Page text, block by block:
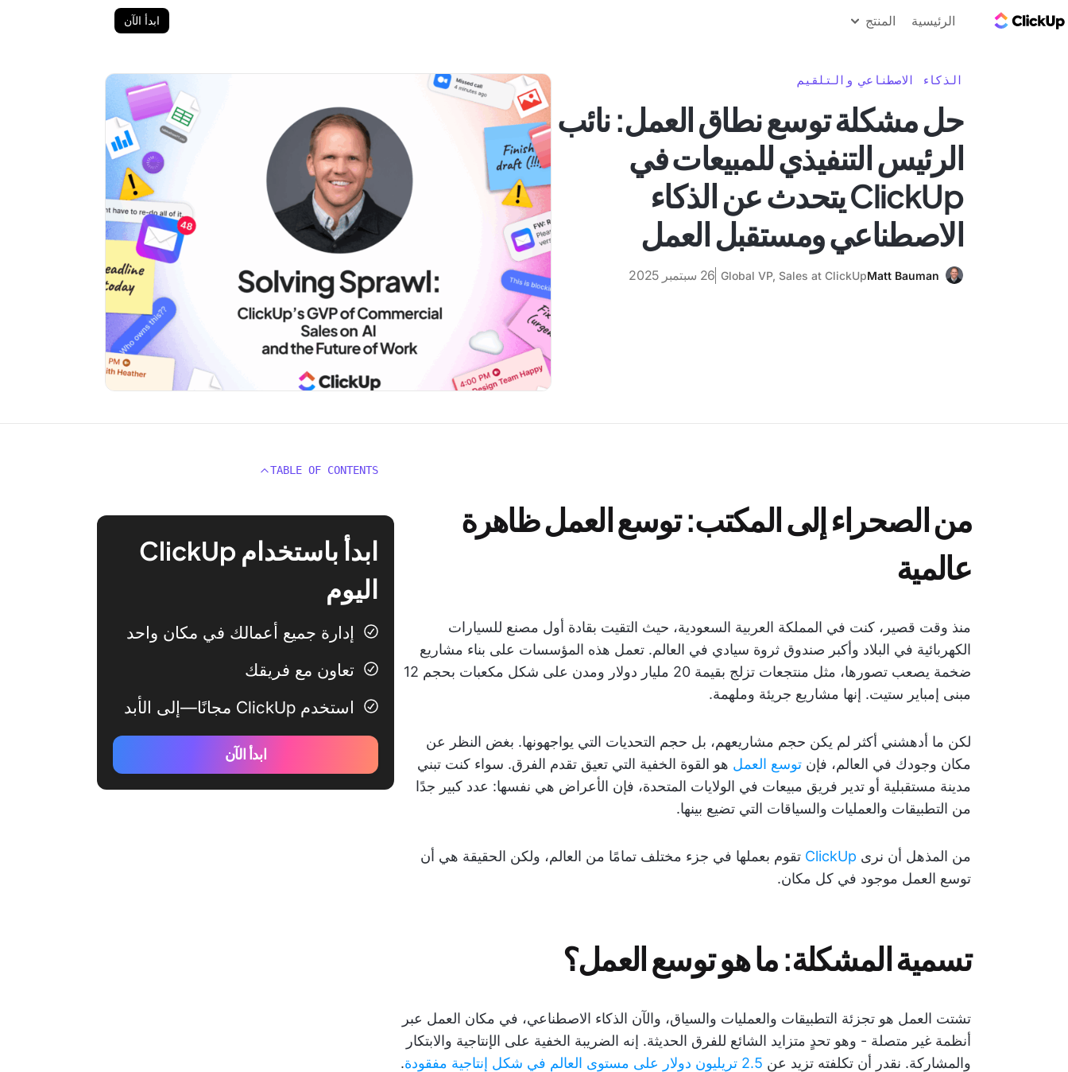
الرئيسية المنتج ابدأ الآن
الذكاء الاصطناعي والتلقيم
حل مشكلة توسع نطاق العمل: نائب
الرئيس التنفيذي للمبيعات في
ClickUp يتحدث عن الذكاء
الاصطناعي ومستقبل العمل
Matt Bauman
Global VP, Sales at ClickUp 26 سبتمبر 2025
من الصحراء إلى المكتب: توسع العمل ظاهرة
عالمية
منذ وقت قصير، كنت في المملكة العربية السعودية، حيث التقيت بقادة أول مصنع للسيارات
الكهربائية في البلاد وأكبر صندوق ثروة سيادي في العالم. تعمل هذه المؤسسات على بناء مشاريع
ضخمة يصعب تصورها، مثل منتجعات تزلج بقيمة 20 مليار دولار ومدن على شكل مكعبات بحجم 12
مبنى إمباير ستيت. إنها مشاريع جريئة وملهمة.
لكن ما أدهشني أكثر لم يكن حجم مشاريعهم، بل حجم التحديات التي يواجهونها. بغض النظر عن
مكان وجودك في العالم، فإن توسع العمل هو القوة الخفية التي تعيق تقدم الفرق. سواء كنت تبني
مدينة مستقبلية أو تدير فريق مبيعات في الولايات المتحدة، فإن الأعراض هي نفسها: عدد كبير جدًا
من التطبيقات والعمليات والسياقات التي تضيع بينها.
من المذهل أن نرى ClickUp تقوم بعملها في جزء مختلف تمامًا من العالم، ولكن الحقيقة هي أن
توسع العمل موجود في كل مكان.
تسمية المشكلة: ما هو توسع العمل؟
تشتت العمل هو تجزئة التطبيقات والعمليات والسياق، والآن الذكاء الاصطناعي، في مكان العمل عبر
أنظمة غير متصلة - وهو تحدٍ متزايد الشائع للفرق الحديثة. إنه الضريبة الخفية على الإنتاجية والابتكار
والمشاركة. نقدر أن تكلفته تزيد عن 2.5 تريليون دولار على مستوى العالم في شكل إنتاجية مفقودة
.
TABLE OF CONTENTS
ابدأ باستخدام ClickUp
اليوم
إدارة جميع أعمالك في مكان واحد
تعاون مع فريقك
استخدم ClickUp مجانًا—إلى الأبد
ابدأ الآن